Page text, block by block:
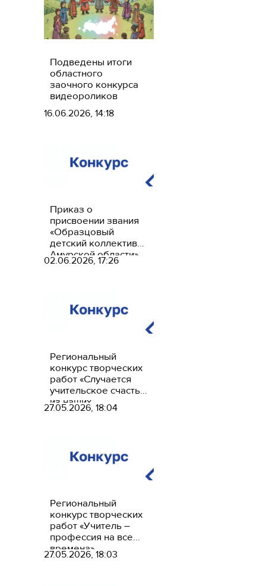
Подведены итоги
областного
заочного конкурса
видеороликов
16.06.2026, 14:18
Приказ о
присвоении звания
«Образцовый
детский коллектив
Амурской области»
2026
02.06.2026, 17:26
Региональный
конкурс творческих
работ «Случается
учительское счастье
из наших
ученических побед»
27.05.2026, 18:04
Региональный
конкурс творческих
работ «Учитель –
профессия на все
времена»
27.05.2026, 18:03